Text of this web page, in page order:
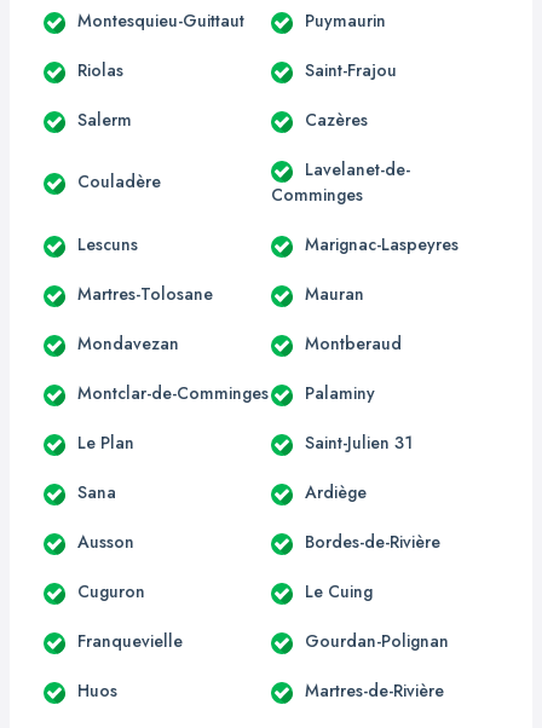
Montesquieu-Guittaut Puymaurin
Riolas Saint-Frajou
Salerm Cazères
Couladère
Lavelanet-de-
Comminges
Lescuns Marignac-Laspeyres
Martres-Tolosane Mauran
Mondavezan Montberaud
Montclar-de-Comminges Palaminy
Le Plan Saint-Julien 31
Sana Ardiège
Ausson Bordes-de-Rivière
Cuguron Le Cuing
Franquevielle Gourdan-Polignan
Huos Martres-de-Rivière